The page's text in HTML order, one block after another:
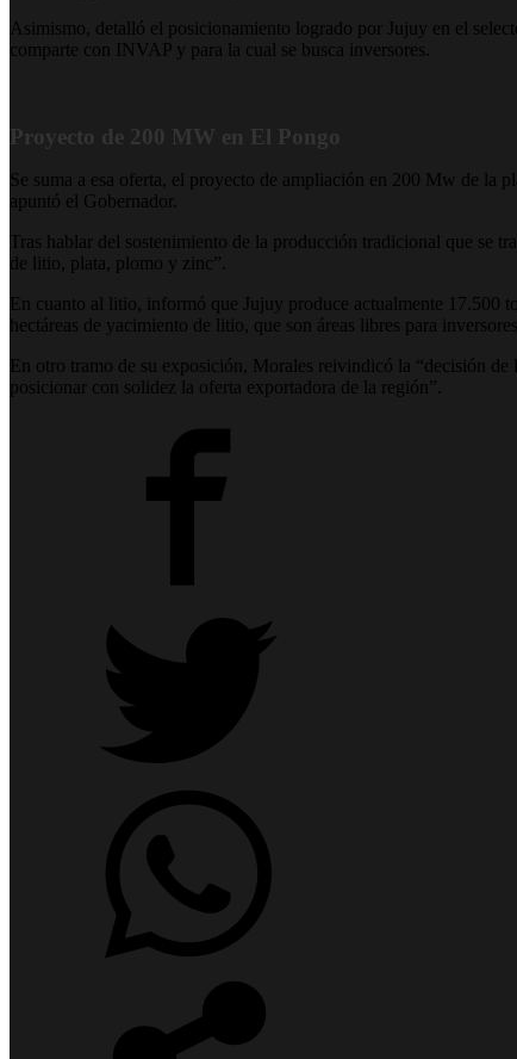
Asimismo, detalló el posicionamiento logrado por Jujuy en el
comparte con INVAP y para la cual se busca inversores.
Proyecto de 200 MW en El Pongo
Se suma a esa oferta, el proyecto de ampliación en 200 Mw de la
apuntó el Gobernador.
Tras hablar del sostenimiento de la producción tradicional que se
de litio, plata, plomo y zinc”.
En cuanto al litio, informó que Jujuy produce actualmente 17.500
hectáreas de yacimiento de litio, que son áreas libres para
En otro tramo de su exposición, Morales reivindicó la “decisión
posicionar con solidez la oferta exportadora de la región”.